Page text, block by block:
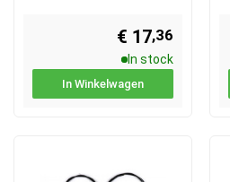
€ 17,36
In stock
In Winkelwagen